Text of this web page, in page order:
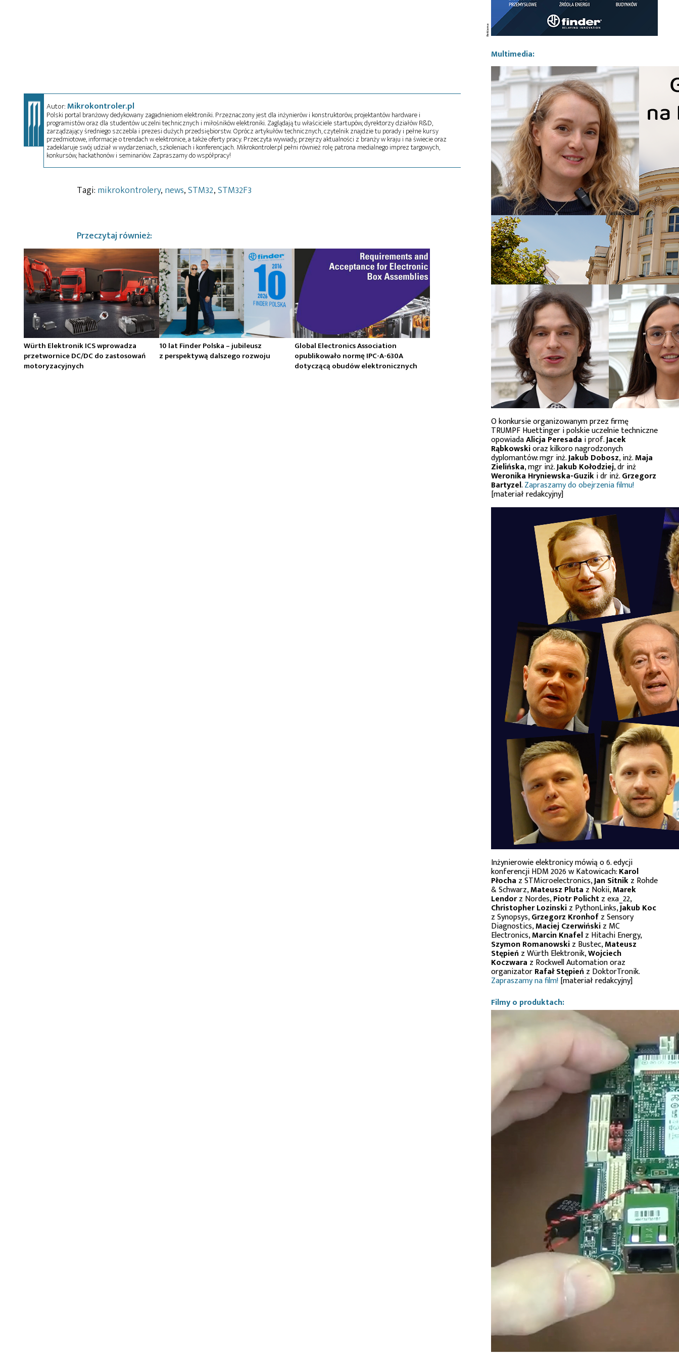
Autor:Mikrokontroler.pl
Polski portal branżowy dedykowany zagadnieniom elektroniki. Przeznaczony jest dla inżynierów i konstruktorów, projektantów hardware i
programistów oraz dla studentów uczelni technicznych i miłośników elektroniki. Zaglądają tu właściciele startupów, dyrektorzy działów R&D,
zarządzający średniego szczebla i prezesi dużych przedsiębiorstw. Oprócz artykułów technicznych, czytelnik znajdzie tu porady i pełne kursy
przedmiotowe, informacje o trendach w elektronice, a także oferty pracy. Przeczyta wywiady, przejrzy aktualności z branży w kraju i na świecie oraz
zadeklaruje swój udział w wydarzeniach, szkoleniach i konferencjach. Mikrokontroler.pl pełni również rolę patrona medialnego imprez targowych,
konkursów, hackathonów i seminariów. Zapraszamy do współpracy!
Tagi: mikrokontrolery, news,STM32,STM32F3
Przeczytaj również:
Würth Elektronik ICS wprowadza
przetwornice DC/DC do zastosowań
motoryzacyjnych
10 lat Finder Polska – jubileusz
z perspektywą dalszego rozwoju
Global Electronics Association
opublikowało normę IPC-A-630A
dotyczącą obudów elektronicznych
Multimedia:
O konkursie organizowanym przez firmę
TRUMPF Huettinger i polskie uczelnie techniczne
opowiadaAlicja Peresada i prof.Jacek
Rąbkowskioraz kilkoro nagrodzonych
dyplomantów: mgr inż.Jakub Dobosz, inż.Maja
Zielińska, mgr inż.Jakub Kołodziej, dr inż
Weronika Hryniewska-Guziki dr inż.Grzegorz
Bartyzel.Zapraszamy do obejrzenia filmu!
[materiał redakcyjny]
Inżynierowie elektronicy mówią o 6. edycji
konferencji HDM 2026 w Katowicach:Karol
Płocha z STMicroelectronics,Jan Sitnikz Rohde
& Schwarz,Mateusz Pluta z Nokii,Marek
Lendorz Nordes,Piotr Polichtz exa_22,
Christopher Lozinskiz PythonLinks,Jakub Koc
z Synopsys,Grzegorz Kronhofz Sensory
Diagnostics,Maciej Czerwińskiz MC
Electronics,Marcin Knafelz Hitachi Energy,
Szymon Romanowskiz Bustec,Mateusz
Stępień z Würth Elektronik,Wojciech
Koczwara z Rockwell Automation oraz
organizatorRafał Stępień z DoktorTronik.
Zapraszamy na film![materiał redakcyjny]
Filmy o produktach: